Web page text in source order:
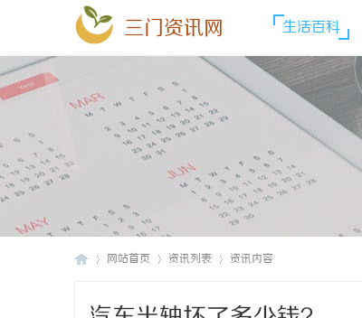
三门资讯网 生活百科
网站首页 资讯列表 资讯内容